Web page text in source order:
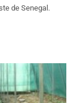
de Senegal.